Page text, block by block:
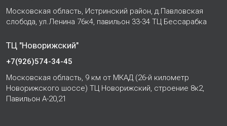
Московская область, Истринский район, д.Павловская
слобода, ул.Ленина 76к4, павильон 33-34 ТЦ Бессарабка
ТЦ "Новорижский"
+7(926)574-34-45
Московская область, 9 км от МКАД (26-й километр
Новорижского шоссе) ТЦ Новорижский, строение 8к2,
Павильон А-20,21